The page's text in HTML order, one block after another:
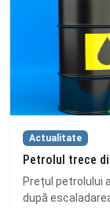
Actualitate
Petrolul trece
Prețul petrolului
după